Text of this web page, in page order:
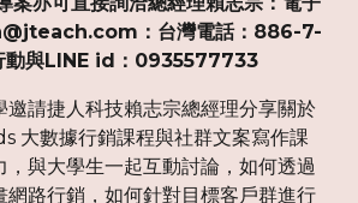
：台灣電話：886-7-
與LINE id：0935577733
邀請捷人科技賴志宗總經理分享關於
大數據行銷課程與社群文案寫作課
，與大學生一起互動討論，如何透過
網路行銷，如何針對目標客戶群進行